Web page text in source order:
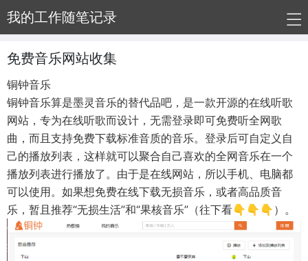
我的工作随笔记录
免费音乐网站收集
铜钟音乐
铜钟音乐算是墨灵音乐的替代品吧，是一款开源的在线听歌
网站，专为在线听歌而设计，无需登录即可免费听全网歌
曲，而且支持免费下载标准音质的音乐。登录后可自定义自
己的播放列表，这样就可以聚合自己喜欢的全网音乐在一个
播放列表进行播放了。由于是在线网站，所以手机、电脑都
可以使用。如果想免费在线下载无损音乐，或者高品质音
乐，暂且推荐“无损生活”和“果核音乐”（往下看👇👇👇）。